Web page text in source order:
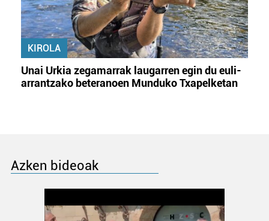
KIROLA
Unai Urkia zegamarrak laugarren egin du euli-
arrantzako beteranoen Munduko Txapelketan
Azken bideoak